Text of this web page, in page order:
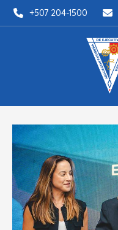
+507 204-1500